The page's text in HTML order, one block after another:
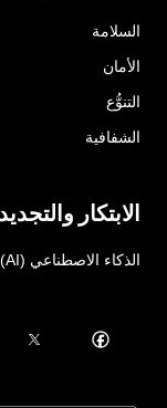
السلامة
الأمان
التنوُّع
الشفافية
الابتكار والتجديد
الذكاء الاصطناعي (AI)